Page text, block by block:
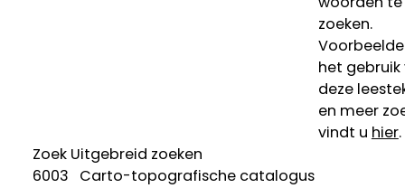
zoeken.
het gebruik
deze
en meer
vindt u hier.
Zoek Uitgebreid zoeken
6003 Carto-topografische catalogus